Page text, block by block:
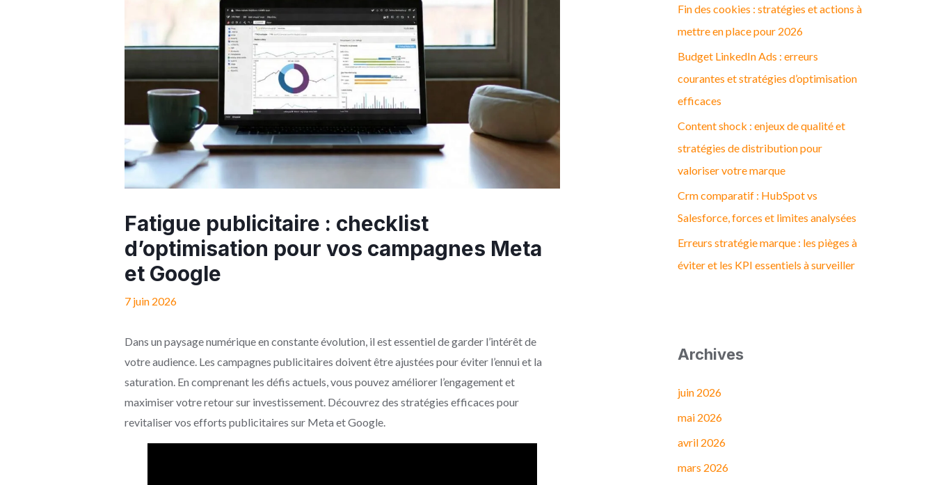
Fatigue publicitaire : checklist
d’optimisation pour vos campagnes Meta
et Google
7 juin 2026
Dans un paysage numérique en constante évolution, il est essentiel de garder l’intérêt de
votre audience. Les campagnes publicitaires doivent être ajustées pour éviter l’ennui et la
saturation. En comprenant les défis actuels, vous pouvez améliorer l’engagement et
maximiser votre retour sur investissement. Découvrez des stratégies efficaces pour
revitaliser vos efforts publicitaires sur Meta et Google.
c
h
e
r
:
Fin des cookies : stratégies et actions à
mettre en place pour 2026
Budget LinkedIn Ads : erreurs
courantes et stratégies d’optimisation
efficaces
Content shock : enjeux de qualité et
stratégies de distribution pour
valoriser votre marque
Crm comparatif : HubSpot vs
Salesforce, forces et limites analysées
Erreurs stratégie marque : les pièges à
éviter et les KPI essentiels à surveiller
Archives
juin 2026
mai 2026
avril 2026
mars 2026